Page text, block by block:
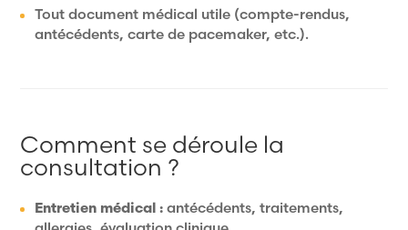
Tout document médical utile (compte-rendus,
antécédents, carte de pacemaker, etc.).
Comment se déroule la
consultation ?
Entretien médical : antécédents, traitements,